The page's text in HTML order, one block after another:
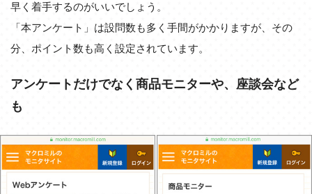
早く着手するのがいいでしょう。
「本アンケート」は設問数も多く手間がかかりますが、その
分、ポイント数も高く設定されています。
アンケートだけでなく商品モニターや、座談会など
も